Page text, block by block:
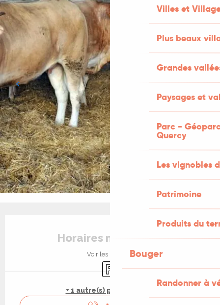
Villes et
Plus beaux
Grandes
Paysages et
Parc -
Quercy
Les vignobles
Patrimoine
Produits du
Bouger
Randonner à
Ouverture et coordonnées
Horaires non définis
Voir les horaires
Parking
+ 1 autre(s) prestation(s)